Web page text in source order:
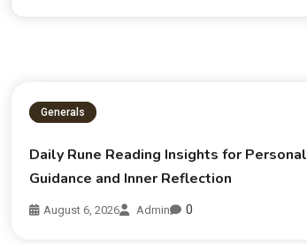
Generals
Daily Rune Reading Insights for Personal
Guidance and Inner Reflection
August 6, 2026 Admin 0